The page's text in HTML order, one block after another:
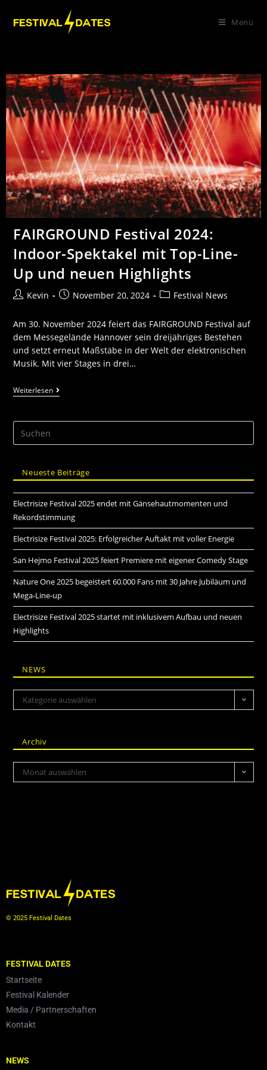
Menü
FAIRGROUND Festival 2024:
Indoor-Spektakel mit Top-Line-
Up und neuen Highlights
Kevin November 20, 2024 Festival News
Am 30. November 2024 feiert das FAIRGROUND Festival auf
dem Messegelände Hannover sein dreijähriges Bestehen
und setzt erneut Maßstäbe in der Welt der elektronischen
Musik. Mit vier Stages in drei…
Weiterlesen
Neueste Beiträge
Electrisize Festival 2025 endet mit Gänsehautmomenten und
Rekordstimmung
Electrisize Festival 2025: Erfolgreicher Auftakt mit voller Energie
San Hejmo Festival 2025 feiert Premiere mit eigener Comedy Stage
Nature One 2025 begeistert 60.000 Fans mit 30 Jahre Jubiläum und
Mega-Line-up
Electrisize Festival 2025 startet mit inklusivem Aufbau und neuen
Highlights
NEWS
Kategorie auswählen
Archiv
Monat auswählen
© 2025 Festival Dates
FESTIVAL DATES
Startseite
Festival Kalender
Media / Partnerschaften
Kontakt
NEWS